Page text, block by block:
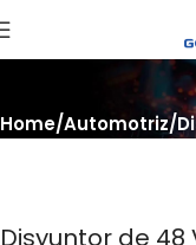
Home Automotriz
Disyuntor de 48